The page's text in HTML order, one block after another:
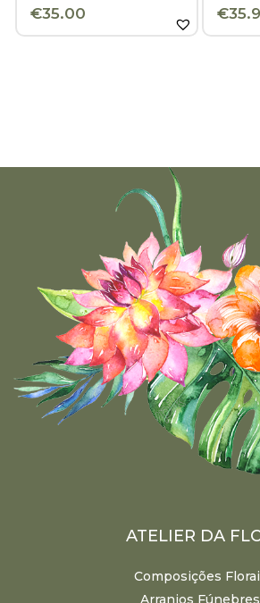
€35.00 €
ATELIER DA
Composições
Arranjos Fúnebres